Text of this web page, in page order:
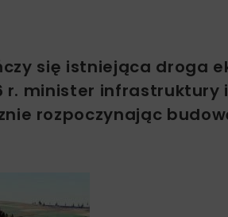
się istniejąca droga
r. minister
rozpoczynając